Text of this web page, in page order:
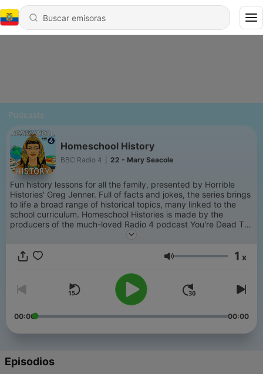
Podcasts
Homeschool History
BBC Radio 4 22 - Mary Seacole
Fun history lessons for all the family, presented by Horrible
Histories' Greg Jenner. Full of facts and jokes, the series brings
to life a broad range of historical topics, many linked to the
school curriculum. Homeschool Histories is made by the
producers of the much-loved Radio 4 podcast You're Dead To
Volumen 1 x
00:00 00:00
Episodios